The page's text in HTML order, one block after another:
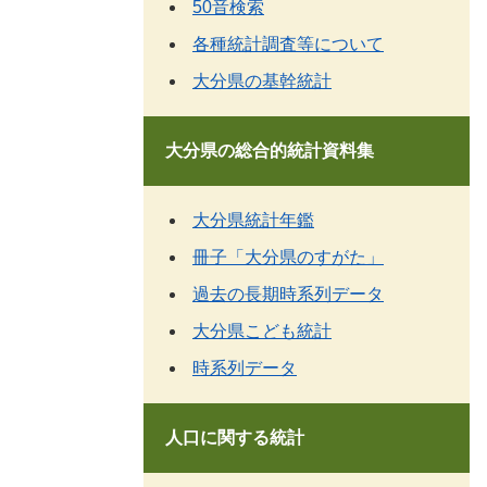
50音検索
各種統計調査等について
大分県の基幹統計
大分県の総合的統計資料集
大分県統計年鑑
冊子「大分県のすがた」
過去の長期時系列データ
大分県こども統計
時系列データ
人口に関する統計